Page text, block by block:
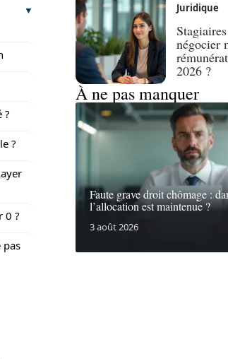
?
?
0 ?
pas
Juridique
négocier
2026 ?
À ne pas manquer
Faute grave droit chômage :
l’allocation est maintenue ?
3 août 2026